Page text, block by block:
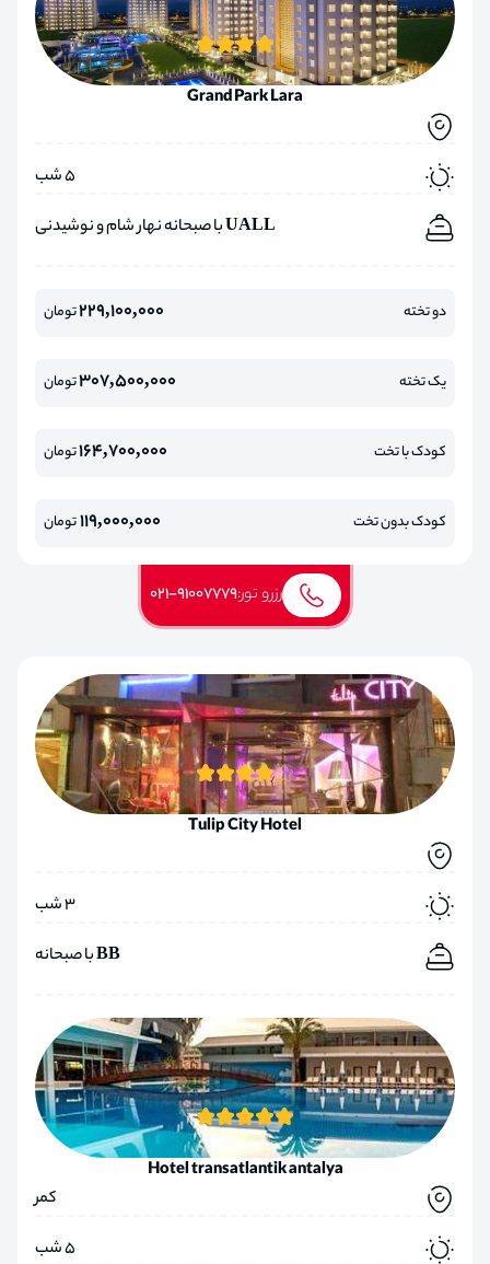
Grand Park Lara
5 شب
UALL با صبحانه نهار شام و نوشیدنی
دو تخته 229,100,000تومان
یک تخته 307,500,000تومان
کودک با تخت 164,700,000تومان
کودک بدون تخت 119,000,000تومان
رزرو تور:021-91007779
Tulip City Hotel
3 شب
BB با صبحانه
Hotel transatlantik antalya
کمر
5 شب